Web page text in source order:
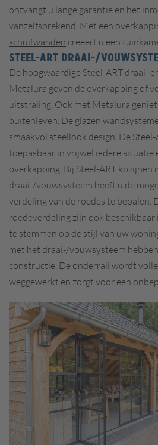
ontvangt u lange garantie en het
vanzelfsprekend. Met een
schuifwanden creëert u een
STEEL-ART DRAAI-/
De hoogwaardige Steel-ART draai-
Metalura geven de overkapping of
uitstraling. Ook met Metalura geniet
buitenleven. De glazen
smaakvol steellook design. De
toepasbaar in vrijwel iedere situatie
overkapping. Bij Steel-ART kozijnen
draai-/vouwsysteem heeft u de
verdeling van de roedes te bepalen.
roedeverdeling zijn ook beschikbaar
te stemmen op de stijl van uw
met het draai-/vouwsysteem
constructie. De onderrail wordt
weggewerkt en zorgt voor een